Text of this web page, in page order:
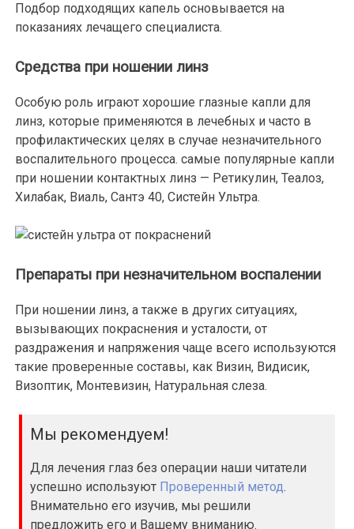
Подбор подходящих капель основывается на
показаниях лечащего специалиста.
Средства при ношении линз
Особую роль играют хорошие глазные капли для
линз, которые применяются в лечебных и часто в
профилактических целях в случае незначительного
воспалительного процесса. самые популярные капли
при ношении контактных линз — Ретикулин, Теалоз,
Хилабак, Виаль, Сантэ 40, Систейн Ультра.
Препараты при незначительном воспалении
При ношении линз, а также в других ситуациях,
вызывающих покраснения и усталости, от
раздражения и напряжения чаще всего используются
такие проверенные составы, как Визин, Видисик,
Визоптик, Монтевизин, Натуральная слеза.
Мы рекомендуем!
Для лечения глаз без операции наши читатели
успешно используют Проверенный метод.
Внимательно его изучив, мы решили
предложить его и Вашему вниманию.